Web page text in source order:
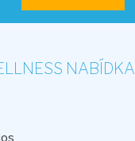
NABÍDKA